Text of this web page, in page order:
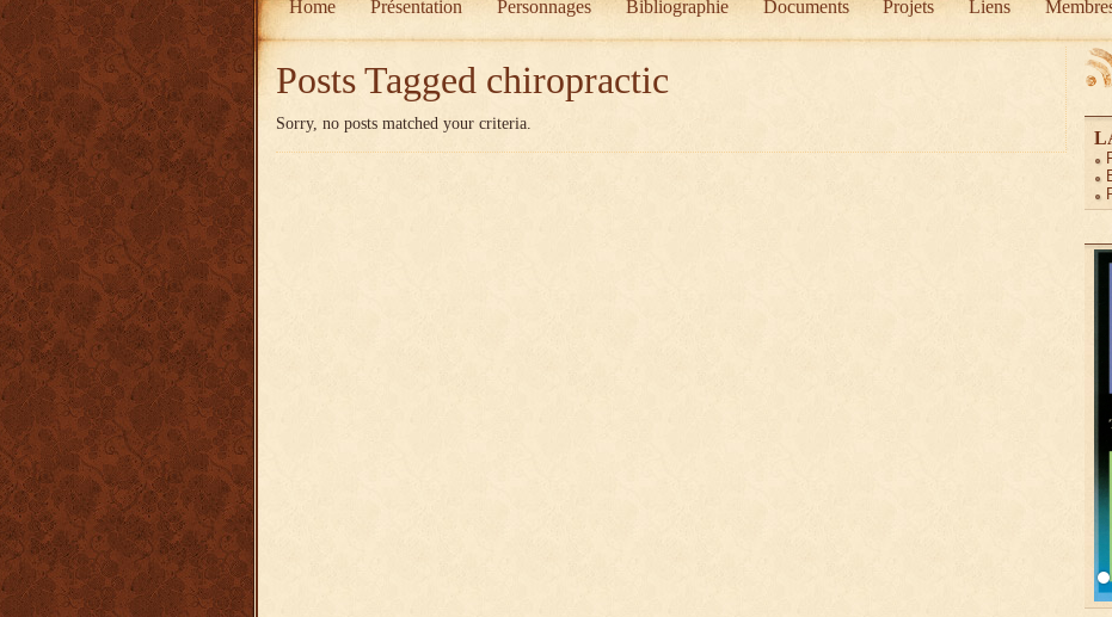
Home Présentation Personnages Bibliographie Documents Projets Liens
Posts Tagged chiropractic
Sorry, no posts matched your criteria.